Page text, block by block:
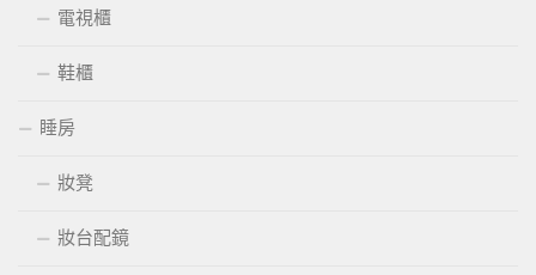
電視櫃
鞋櫃
睡房
妝凳
妝台配鏡